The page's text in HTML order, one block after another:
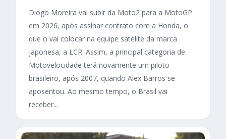
Diogo Moreira vai subir da Moto2 para a MotoGP
em 2026, após assinar contrato com a Honda, o
que o vai colocar na equipe satélite da marca
japonesa, a LCR. Assim, a principal categoria de
Motovelocidade terá novamente um piloto
brasileiro, após 2007, quando Alex Barros se
aposentou. Ao mesmo tempo, o Brasil vai
receber...